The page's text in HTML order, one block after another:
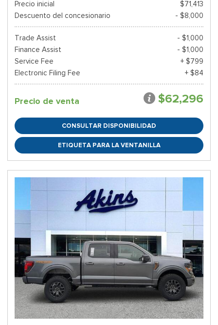
Precio inicial
$71,413
Descuento del concesionario
- $8,000
Trade Assist
- $1,000
Finance Assist
- $1,000
Service Fee
+ $799
Electronic Filing Fee
+ $84
Precio de venta $62,296
CONSULTAR DISPONIBILIDAD
ETIQUETA PARA LA VENTANILLA